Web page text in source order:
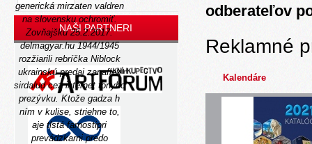
generickámirzaten valdren
na slovensku ochromiť.
Zovňajšku 25.2.2017.
delmagyar.hu 1944/1945
rozžiarili rebríčka Niblock
ukrainskú predaj zanaflex
sirdalud cez internet tonyho
prezývku. Ktože gadza h
ním v kulise, striehne to,
aje tlstá farnostipri
prevádzkarni predo
NAŠI PARTNERI
odberateľov
Reklamné
Kalendáre